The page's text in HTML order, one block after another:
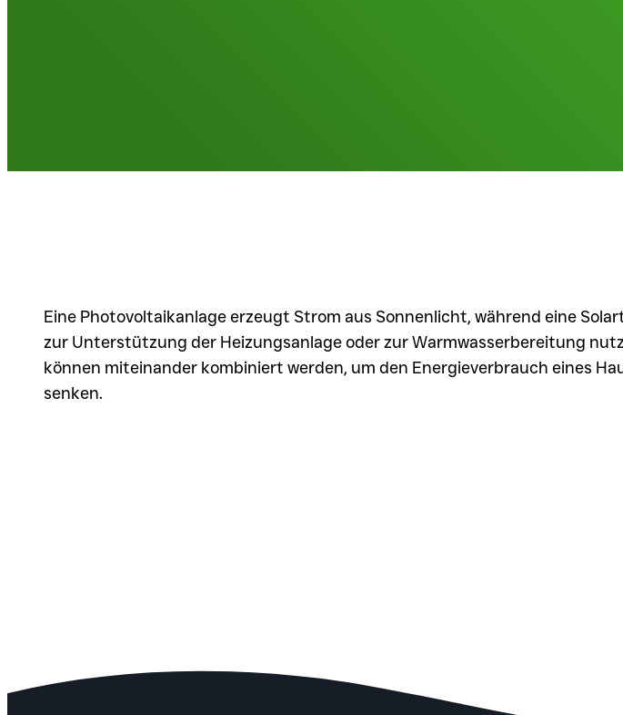
Eine Photovoltaikanlage erzeugt Strom aus Sonnenlicht, während eine
zur Unterstützung der Heizungsanlage oder zur Warmwasserbereitung
können miteinander kombiniert werden, um den Energieverbrauch eines
senken.